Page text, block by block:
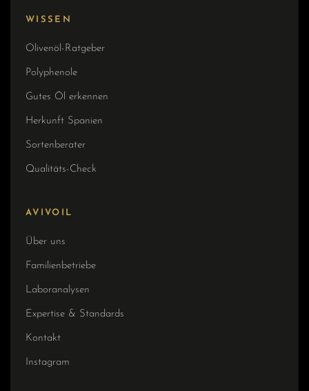
WISSEN
Olivenöl-Ratgeber
Polyphenole
Gutes Öl erkennen
Herkunft Spanien
Sortenberater
Qualitäts-Check
AVIVOIL
Über uns
Familienbetriebe
Laboranalysen
Expertise & Standards
Kontakt
Instagram